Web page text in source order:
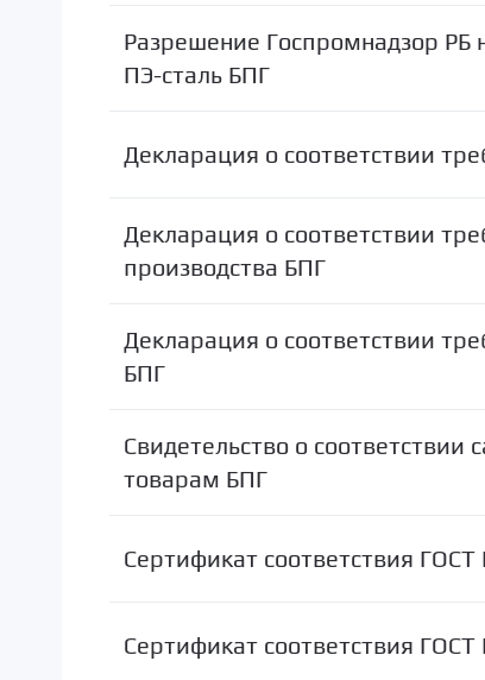
Разрешение Госпромнадзор РБ
ПЭ-сталь БПГ
Декларация о соответствии
Декларация о соответствии
производства БПГ
Декларация о соответствии
БПГ
Свидетельство о
товарам БПГ
Сертификат соответствия
Сертификат соответствия